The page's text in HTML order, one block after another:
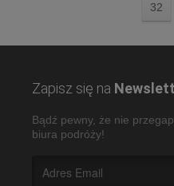
32
Zapisz się na
Bądź pewny, że nie
biura podróży!